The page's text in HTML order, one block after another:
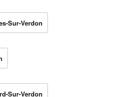
Sur-Verdon
Sur-Verdon